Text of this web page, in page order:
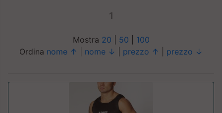
1
Mostra 20 50
100
Ordina nome ↑ nome ↓ prezzo ↑ prezzo ↓